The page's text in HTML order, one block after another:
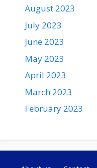
August 2023
July 2023
June 2023
May 2023
April 2023
March 2023
February 2023